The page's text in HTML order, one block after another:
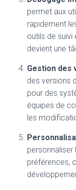
permet aux
rapidement
outils de suivi
devient une
Gestion des
des versions
pour des
équipes de
les
personnaliser
préférences,